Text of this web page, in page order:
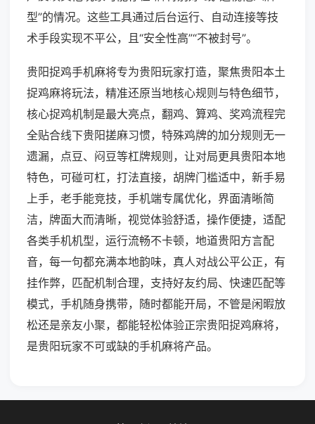
型”的情况。这些工具通过后台运行、自动连接等技
术手段实现不平公，且“安全性高”“不被封号”。
贵阳捉鸡手机麻将专为贵阳玩家打造，聚焦贵阳本土
捉鸡麻将玩法，精准还原当地核心规则与特色细节，
核心捉鸡机制是最大亮点，翻鸡、算鸡、奖鸡流程完
全贴合线下贵阳搓麻习惯，特殊鸡牌的加分规则无一
遗漏，点豆、闷豆等杠牌规则，让对局更具贵阳本地
特色，可碰可杠，打法直接，胡牌门槛适中，新手易
上手，老手能竞技，手机端专属优化，界面清晰简
洁，牌面大而清晰，视觉体验舒适，操作便捷，适配
各类手机机型，运行流畅不卡顿，地道贵阳方言配
音，每一句都充满本地韵味，真人对战公平公正，有
挂作弊，匹配机制合理，支持好友约局、快速匹配等
模式，手机随身携带，随时都能开局，不管是闲暇放
松还是亲友小聚，都能轻松体验正宗贵阳捉鸡麻将，
是贵阳玩家不可或缺的手机麻将产品。